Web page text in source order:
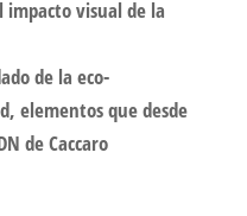
visual de la
de la eco-
elementos que desde
de Caccaro